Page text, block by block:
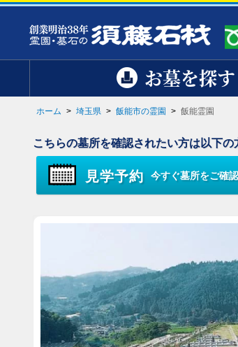
お墓を探す
ホーム > 埼玉県 > 飯能市の霊園 > 飯能霊園
こちらの墓所を確認されたい方は以下
見学予約 今すぐ墓所をご確認